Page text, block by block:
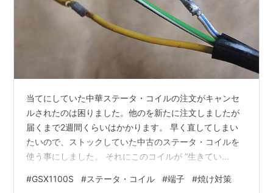
当てにしていた中華ステータ・コイルの注文がキャンセ
ルされたのは困りました。他のを新たに注文しましたが
届くまで2週間くらいはかかります。 早く直してしまい
たいので、ストックしていた中古のステータ・コイルを
使う事にしました。 それにこのコイルが ”生きてい
て、悶々としたままストックしているより使ってみてシ
#GSX1100S #ステータ・コイル #端子 #焼け対策